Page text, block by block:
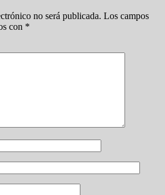
no será publicada. Los campos
con *